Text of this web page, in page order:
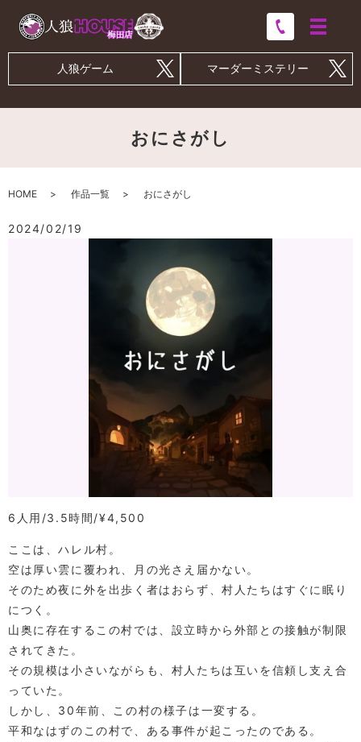
人狼ゲーム マーダーミステリー
おにさがし
HOME 作品一覧 おにさがし
2024/02/19
6人用 3.5時間 ¥4,500
ここは、ハレル村。
空は厚い雲に覆われ、月の光さえ届かない。
そのため夜に外を出歩く者はおらず、村人たちはすぐに眠り
につく。
山奥に存在するこの村では、設立時から外部との接触が制限
されてきた。
その規模は小さいながらも、村人たちは互いを信頼し支え合
っていた。
しかし、30年前、この村の様子は一変する。
平和なはずのこの村で、ある事件が起こったのである。